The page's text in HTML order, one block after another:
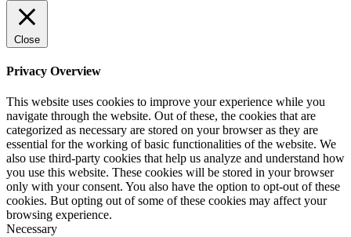
Close
Privacy Overview
This website uses cookies to improve your experience while you
navigate through the website. Out of these, the cookies that are
categorized as necessary are stored on your browser as they are
essential for the working of basic functionalities of the website. We
also use third-party cookies that help us analyze and understand how
you use this website. These cookies will be stored in your browser
only with your consent. You also have the option to opt-out of these
cookies. But opting out of some of these cookies may affect your
browsing experience.
Necessary